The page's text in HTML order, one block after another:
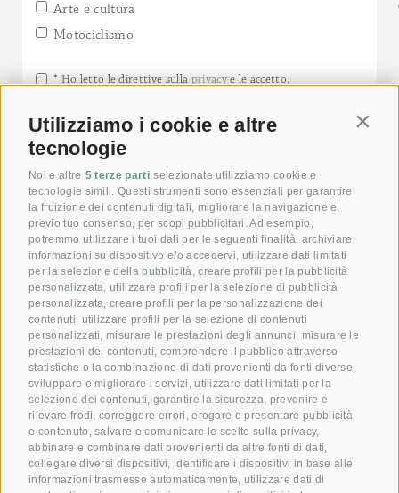
Utilizziamo i cookie e altre
tecnologie
Noi e altre 5 terze parti selezionate utilizziamo cookie e
tecnologie simili. Questi strumenti sono essenziali per garantire
la fruizione dei contenuti digitali, migliorare la navigazione e,
previo tuo consenso, per scopi pubblicitari. Ad esempio,
potremmo utilizzare i tuoi dati per le seguenti finalità: archiviare
informazioni su dispositivo e/o accedervi, utilizzare dati limitati
per la selezione della pubblicità, creare profili per la pubblicità
personalizzata, utilizzare profili per la selezione di pubblicità
personalizzata, creare profili per la personalizzazione dei
contenuti, utilizzare profili per la selezione di contenuti
personalizzati, misurare le prestazioni degli annunci, misurare le
prestazioni dei contenuti, comprendere il pubblico attraverso
statistiche o la combinazione di dati provenienti da fonti diverse,
sviluppare e migliorare i servizi, utilizzare dati limitati per la
selezione dei contenuti, garantire la sicurezza, prevenire e
rilevare frodi, correggere errori, erogare e presentare pubblicità
e contenuto, salvare e comunicare le scelte sulla privacy,
abbinare e combinare dati provenienti da altre fonti di dati,
collegare diversi dispositivi, identificare i dispositivi in base alle
informazioni trasmesse automaticamente, utilizzare dati di
Arte e cultura
Motociclismo
* Ho letto le direttive sulla privacye le accetto.
*= campi obbligatori
Per annullare la registrazione alla nostra newsletter, clicca qui.
Dare gioia con il nostro
Buono!
Prenota ora la tua camera
+39 0472 391 090
E-mail
info@krone.bz